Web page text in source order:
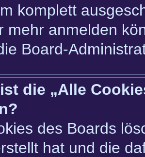
komplett
mehr anmelden
Board-
die „Alle
des Boards
hat und die